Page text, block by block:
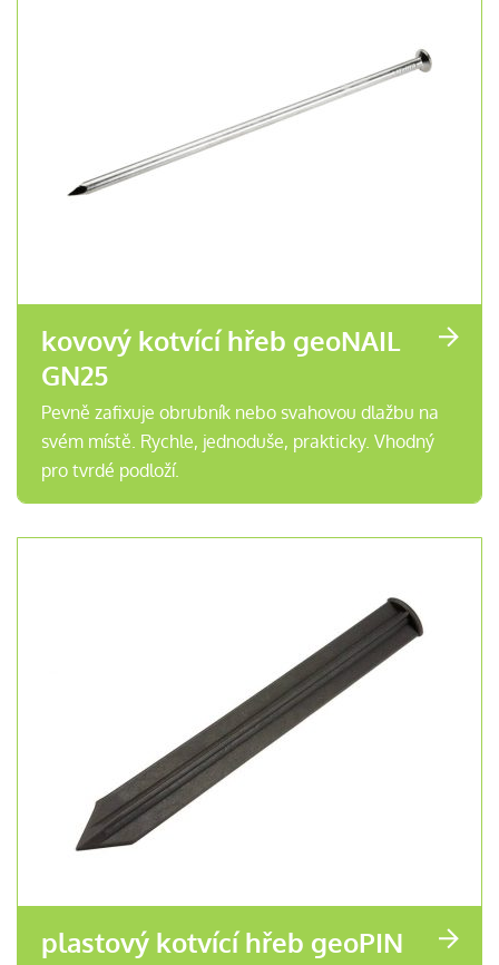
kovový kotvící hřeb geoNAIL
GN25
Pevně zafixuje obrubník nebo svahovou dlažbu na
svém místě. Rychle, jednoduše, prakticky. Vhodný
pro tvrdé podloží.
plastový kotvící hřeb geoPIN